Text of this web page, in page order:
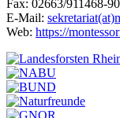
Fax: 02663/911468-
E-Mail:
Web: https://